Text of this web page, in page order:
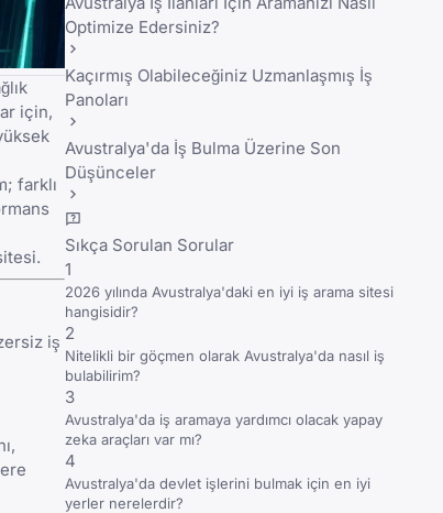
için,
farklı
iş
Optimize Edersiniz?
Kaçırmış Olabileceğiniz Uzmanlaşmış İş
Panoları
Avustralya'da İş Bulma Üzerine Son
Düşünceler
Sıkça Sorulan Sorular
1
2026 yılında Avustralya'daki en iyi iş arama sitesi
hangisidir?
2
Nitelikli bir göçmen olarak Avustralya'da nasıl iş
bulabilirim?
3
Avustralya'da iş aramaya yardımcı olacak yapay
zeka araçları var mı?
4
Avustralya'da devlet işlerini bulmak için en iyi
yerler nerelerdir?